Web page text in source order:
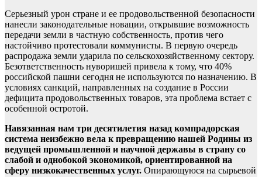
Серьезный урон стране и ее продовольственной безопасности
нанесли законодательные новации, открывшие возможность
передачи земли в частную собственность, против чего
настойчиво протестовали коммунисты. В первую очередь
распродажа земли ударила по сельскохозяйственному сектору.
Безответственность нуворишей привела к тому, что 40%
российской пашни сегодня не используются по назначению. В
условиях санкций, направленных на создание в России
дефицита продовольственных товаров, эта проблема встает с
особенной остротой.
Навязанная нам три десятилетия назад компрадорская
система неизбежно вела к превращению нашей Родины из
ведущей промышленной и научной державы в страну со
слабой и однобокой экономикой, ориентированной на
сферу низкокачественных услуг. Опирающуюся на сырьевой